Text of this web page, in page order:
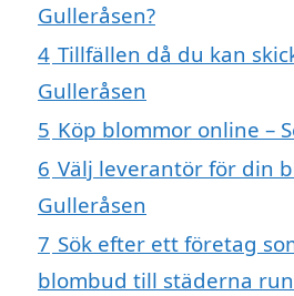
Gulleråsen?
4 Tillfällen då du kan
Gulleråsen
5 Köp blommor online –
6 Välj leverantör för din
Gulleråsen
7 Sök efter ett företag
blombud till städerna